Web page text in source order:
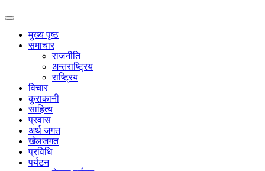
मुख्य पृष्ठ
समाचार
राजनीति
अन्तराष्ट्रिय
राष्ट्रिय
विचार
कुराकानी
साहित्य
प्रवास
अर्थ जगत
खेलजगत
प्रविधि
पर्यटन